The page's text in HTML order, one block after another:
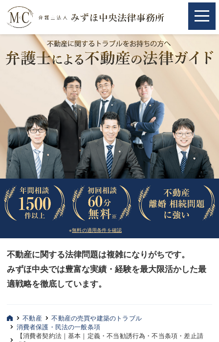
取扱分野
相続・遺言
離婚（夫婦間トラブル）
企業法務
労働問題（解雇，残業等）
刑事弁護
交通事故
法律相談など（その他）
お客様へ
みずほ中央の特長・形式編
弁護士紹介
※無料の適用条件を確認
不動産に関する法律問題は複雑になりがちです。
みずほ中央では豊富な実績・経験を最大限活かした最
適戦略を徹底しています。
取扱分野
相続・遺言
離婚（夫婦間トラブル）
企業法務
労働問題（解雇，残業等）
刑事弁護
交通事故
法律相談など（その他）
お客様へ
みずほ中央の特長・形式編
弁護士紹介
不動産
不動産の売買や建築のトラブル
消費者保護・民法の一般条項
【消費者契約法｜基本｜定義・不当勧誘行為・不当条項・差止請